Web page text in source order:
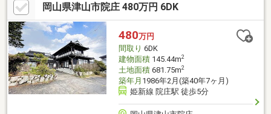
岡山県津山市院庄 480万円 6DK
480万円
間取り 6DK
建物面積145.44m2
土地面積681.75m2
築年月 1986年2月(築40年7ヶ月)
姫新線 院庄駅 徒歩5分